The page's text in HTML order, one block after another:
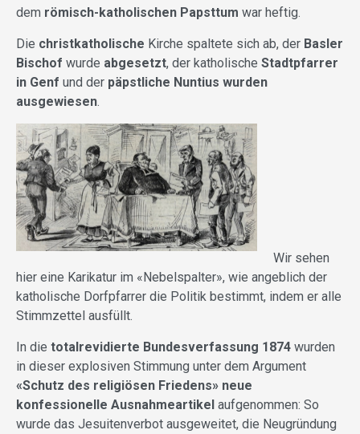
dem römisch-katholischen Papsttum war heftig.
Die christkatholische Kirche spaltete sich ab, der Basler
Bischof wurde abgesetzt, der katholische Stadtpfarrer
in Genf und der päpstliche Nuntius wurden
ausgewiesen.
Wir sehen
hier eine Karikatur im «Nebelspalter», wie angeblich der
katholische Dorfpfarrer die Politik bestimmt, indem er alle
Stimmzettel ausfüllt.
In die totalrevidierte Bundesverfassung 1874 wurden
in dieser explosiven Stimmung unter dem Argument
«Schutz des religiösen Friedens» neue
konfessionelle Ausnahmeartikel aufgenommen: So
wurde das Jesuitenverbot ausgeweitet, die Neugründung